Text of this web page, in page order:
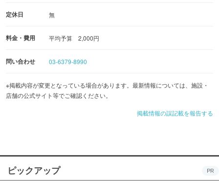
◆ドリンク
クをご用意！
地酒やスパークリング清酒、焼酎も充実の品ぞろえです♪
アットホームな雰囲気が魅力の空間は、お仕事帰りのちょ
い飲みにも！
定休日 無
料金・費用 平均予算 2,000円
問い合わせ 03-6379-8990
※掲載内容が変更となっている場合があります。最新情報については、施設・
店舗の公式サイト等でご確認ください。
掲載情報の誤記載を報告する
ピックアップ PR